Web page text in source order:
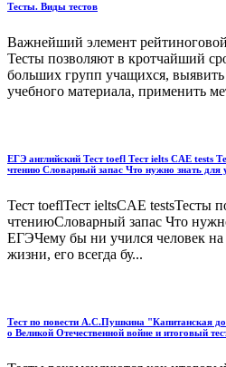
Тесты. Виды тестов
Важнейший элемент
Тесты позволяют в кротчайший
больших групп учащихся,
учебного материала, применить
ЕГЭ английский Тест toefl Тест ielts CAE tests
чтению Словарный запас Что нужно знать для
Тест toeflТест ieltsCAE testsТесты
чтениюСловарный запас Что
ЕГЭЧему бы ни учился человек на
жизни, его всегда бу...
Тест по повести А.С.Пушкина "Капитанская
о Великой Отечественной войне и итоговый